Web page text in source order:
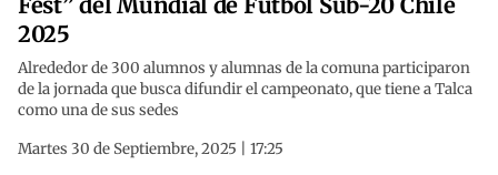
2025
Alrededor de 300 alumnos y alumnas de la comuna participaron
de la jornada que busca difundir el campeonato, que tiene a Talca
como una de sus sedes
Martes 30 de Septiembre, 2025 | 17:25